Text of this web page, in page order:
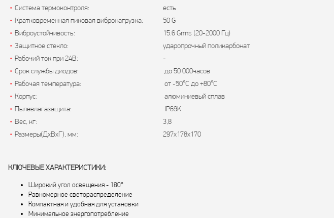
• Система термоконтроля:
есть
• Кратковременная пиковая вибронагрузка:
50 G
• Виброустойчивость:
15.6 Grms (20-2000 Гц)
• Защитное стекло:
ударопрочный поликарбонат
• Рабочий ток при 24В:
-
• Срок службы диодов:
до 50 000часов
• Рабочая температура:
от -50°С до +80°С
• Корпус:
алюминиевый сплав
• Пылевлагазащита:
IP69K
• Вес, кг:
3,8
• Размеры(ДхВхГ), мм: 297х178х170
КЛЮЧЕВЫЕ ХАРАКТЕРИСТИКИ:
Широкий угол освещения - 180°
Равномерное светораспределение
Компактная и удобная для установки
Минимальное энергопотребление